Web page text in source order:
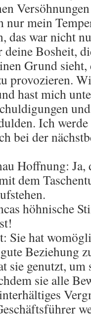
nur mein
das war nicht
deine Bosheit,
Grund sieht,
provozieren.
hast mich
Ich
bei der
Hoffnung: Ja,
dem
höhnische
Sie hat
Beziehung
sie genutzt,
sie alle